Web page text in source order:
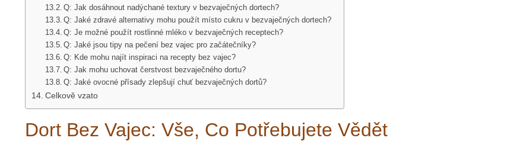
Q: Jak dosáhnout nadýchané textury v bezvaječných dortech?
Q: Jaké zdravé alternativy mohu použít místo cukru v bezvaječných dortech?
Q: Je možné použít rostlinné mléko v bezvaječných receptech?
Q: Jaké jsou tipy na pečení bez vajec pro začátečníky?
Q: Kde mohu najít inspiraci na recepty bez vajec?
Q: Jak mohu uchovat čerstvost bezvaječného dortu?
Q: Jaké ovocné přísady zlepšují chuť bezvaječných dortů?
Celkově vzato
Dort Bez Vajec: Vše, Co Potřebujete Vědět